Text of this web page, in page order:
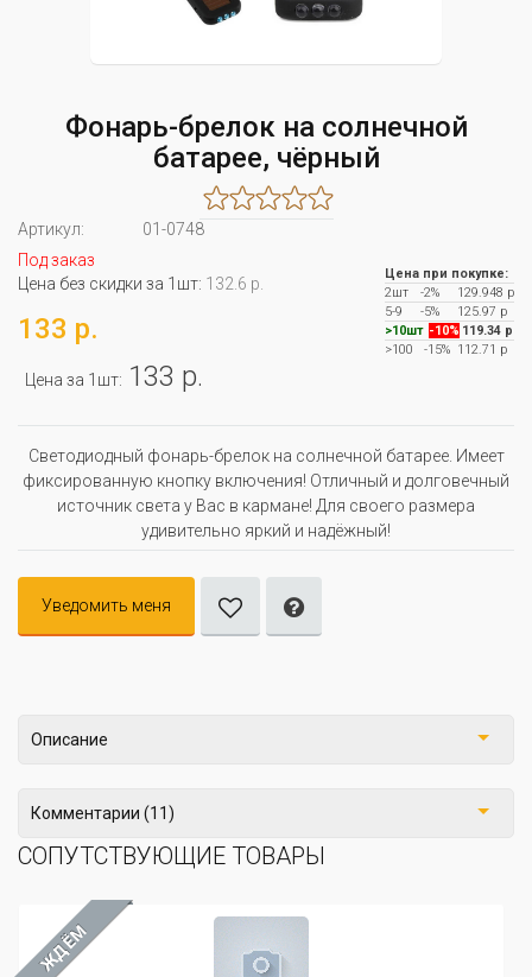
Фонарь-брелок на солнечной
батарее, чёрный
Артикул:
01-0748
Под заказ
Цена без скидки за 1шт: 132.6 р.
133 р.
Цена за 1шт: 133 р.
Цена при покупке:
2шт
-2%
129.948 р
5-9
-5%
125.97 р
>10шт -10% 119.34 р
>100
-15% 112.71 р
Светодиодный фонарь-брелок на солнечной батарее. Имеет
фиксированную кнопку включения! Отличный и долговечный
источник света у Вас в кармане! Для своего размера
удивительно яркий и надёжный!
Уведомить меня
Описание
Комментарии (11)
СОПУТСТВУЮЩИЕ ТОВАРЫ
ЖДЁМ